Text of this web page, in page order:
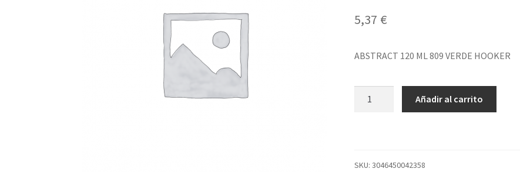
5,37 €
ABSTRACT 120 ML 809 VERDE HOOKER
HOOKER
Añadir al carrito
SKU: 3046450042358